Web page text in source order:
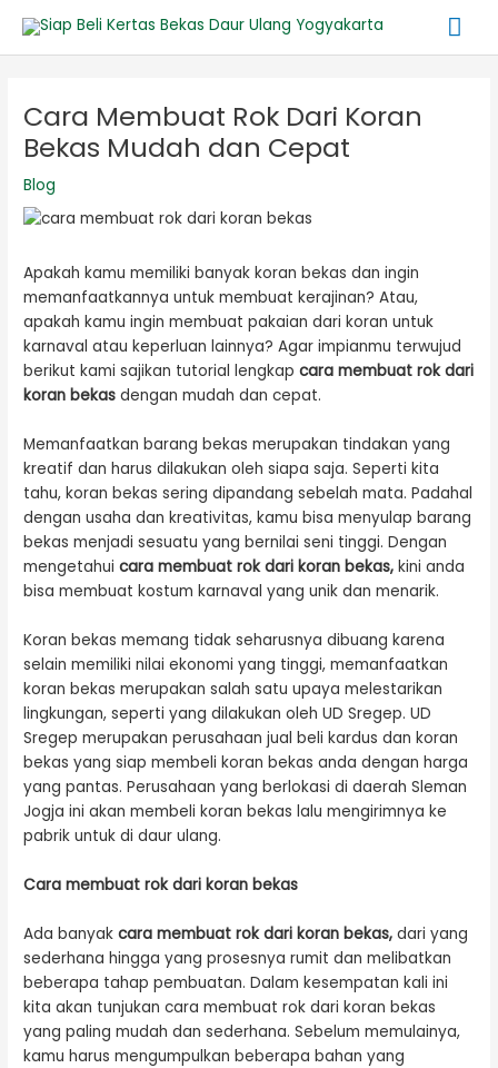
konten
Cara Membuat Rok Dari Koran
Bekas Mudah dan Cepat
Blog
Apakah kamu memiliki banyak koran bekas dan ingin
memanfaatkannya untuk membuat kerajinan? Atau,
apakah kamu ingin membuat pakaian dari koran untuk
karnaval atau keperluan lainnya? Agar impianmu terwujud
berikut kami sajikan tutorial lengkapcara membuat rok dari
koran bekas dengan mudah dan cepat.
Memanfaatkan barang bekas merupakan tindakan yang
kreatif dan harus dilakukan oleh siapa saja. Seperti kita
tahu, koran bekas sering dipandang sebelah mata. Padahal
dengan usaha dan kreativitas, kamu bisa menyulap barang
bekas menjadi sesuatu yang bernilai seni tinggi. Dengan
mengetahuicara membuat rok dari koran bekas, kini anda
bisa membuat kostum karnaval yang unik dan menarik.
Koran bekas memang tidak seharusnya dibuang karena
selain memiliki nilai ekonomi yang tinggi, memanfaatkan
koran bekas merupakan salah satu upaya melestarikan
lingkungan, seperti yang dilakukan oleh UD Sregep. UD
Sregep merupakan perusahaan jual beli kardus dan koran
bekas yang siap membeli koran bekas anda dengan harga
yang pantas. Perusahaan yang berlokasi di daerah Sleman
Jogja ini akan membeli koran bekas lalu mengirimnya ke
pabrik untuk di daur ulang.
Cara membuat rok dari koran bekas
Ada banyakcara membuat rok dari koran bekas, dari yang
sederhana hingga yang prosesnya rumit dan melibatkan
beberapa tahap pembuatan. Dalam kesempatan kali ini
kita akan tunjukan cara membuat rok dari koran bekas
yang paling mudah dan sederhana. Sebelum memulainya,
kamu harus mengumpulkan beberapa bahan yang